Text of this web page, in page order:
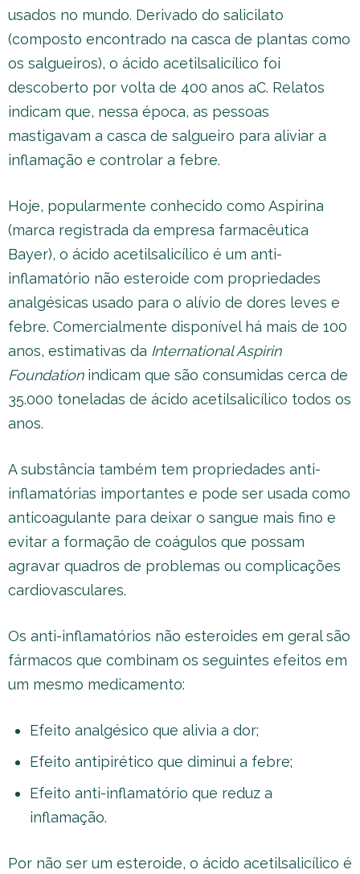
usados no mundo. Derivado do salicilato
(composto encontrado na casca de plantas como
os salgueiros), o ácido acetilsalicílico foi
descoberto por volta de 400 anos aC. Relatos
indicam que, nessa época, as pessoas
mastigavam a casca de salgueiro para aliviar a
inflamação e controlar a febre.
Hoje, popularmente conhecido como Aspirina
(marca registrada da empresa farmacêutica
Bayer), o ácido acetilsalicílico é um anti-
inflamatório não esteroide com propriedades
analgésicas usado para o alívio de dores leves e
febre. Comercialmente disponível há mais de 100
anos, estimativas da International Aspirin
Foundationindicam que são consumidas cerca de
35.000 toneladas de ácido acetilsalicílico todos os
anos.
A substância também tem propriedades anti-
inflamatórias importantes e pode ser usada como
anticoagulante para deixar o sangue mais fino e
evitar a formação de coágulos que possam
agravar quadros de problemas ou complicações
cardiovasculares.
Os anti-inflamatórios não esteroides em geral são
fármacos que combinam os seguintes efeitos em
um mesmo medicamento:
Efeito analgésico que alivia a dor;
Efeito antipirético que diminui a febre;
Efeito anti-inflamatório que reduz a
inflamação.
Por não ser um esteroide, o ácido acetilsalicílico é